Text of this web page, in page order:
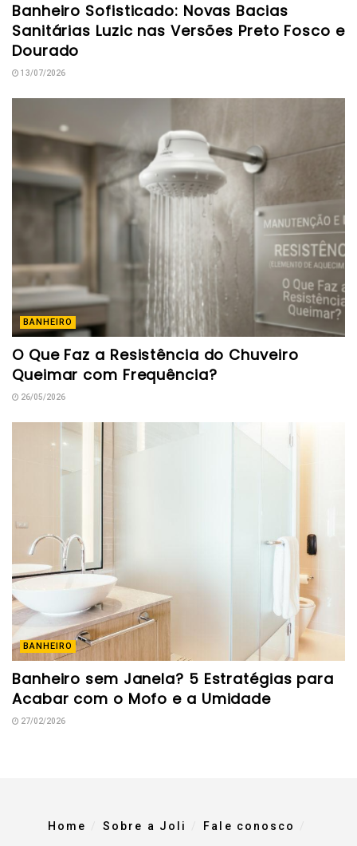
Banheiro Sofisticado: Novas Bacias
Sanitárias Luzic nas Versões Preto Fosco e
Dourado
13/07/2026
BANHEIRO
O Que Faz a Resistência do Chuveiro
Queimar com Frequência?
26/05/2026
BANHEIRO
Banheiro sem Janela? 5 Estratégias para
Acabar com o Mofo e a Umidade
27/02/2026
Home Sobre a Joli Fale conosco